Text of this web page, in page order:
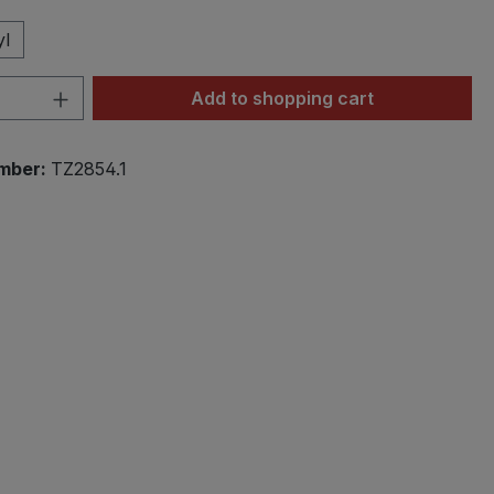
Quantity: Enter the desired amount
Add to shopping cart
TZ2854.1